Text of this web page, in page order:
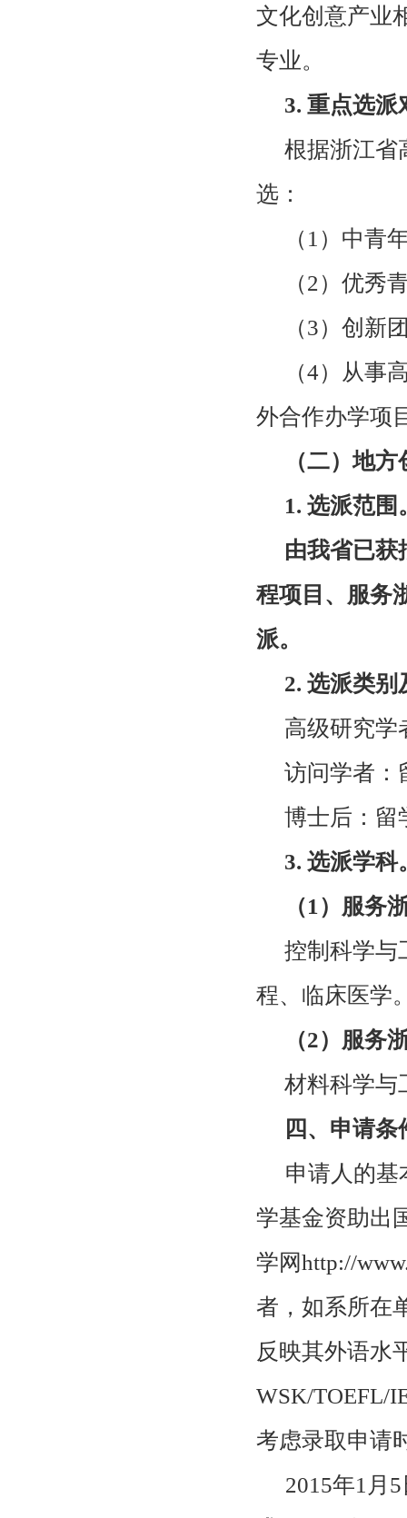
文化创意产业
专业。
3. 重点选派
根据浙江省
选：
（ 1 ）中青
（2 ）优秀
（3）创新
（4）从事
外合作办学项
（二）地
1. 选派范围
由我省已获
程项目、服务
派。
2. 选派类别
高级研究学
访问学者：
博士后：留
3. 选派学科
（1）服务
控制科学与
程、临床医学
（2）服务
材料科学与
四、申请条
申请人的基
学基金资助出
学网http://
者，如系所在
反映其外语水
WSK/TOEFL/
考虑录取申请
2015年1 月 5